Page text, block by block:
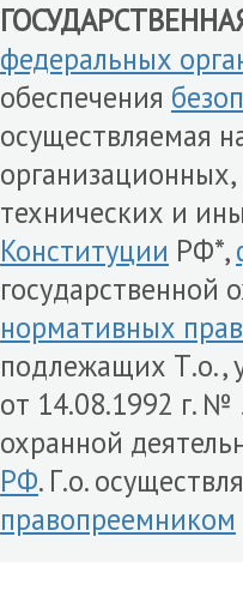
федеральных
обеспечения
осуществляемая
технических и
Конституции РФ*,
государственной
нормативных
подлежащих Т.о.,
от 14.08.1992 г. №
охранной
РФ. Г.о.
правопреемником